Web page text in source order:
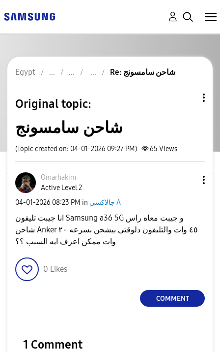
Egypt Re: شاحن سامسونج
Original topic:
شاحن سامسونج
(Topic created on: 04-01-2026 09:27 PM) 65 Views
Omarhakim
Active Level 2
‎04-01-2026 08:23 PM in جالاكسى A
انا جيبت تليفون Samsung a36 5G و جيبت معاه راس
شاحن Anker ٤٥ وات والتليفون دلوقتي بيشحن بسرعه ٢٠
وات ممكن اعرف ايه السبب ؟؟
0 Likes
COMMENT
1 Comment